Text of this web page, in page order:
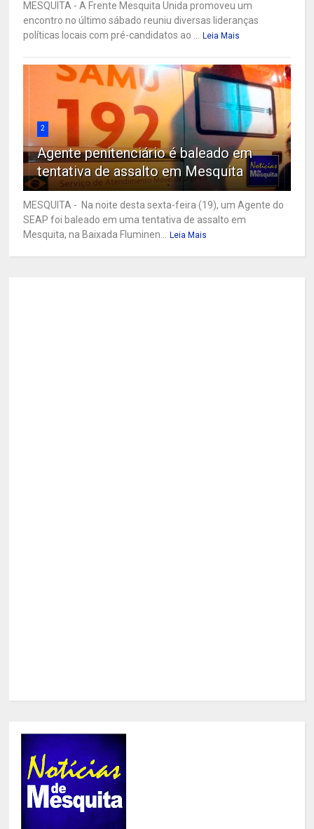
MESQUITA - A Frente Mesquita Unida promoveu um
encontro no último sábado reuniu diversas lideranças
políticas locais com pré-candidatos ao ... Leia Mais
2
Agente penitenciário é baleado em
tentativa de assalto em Mesquita
MESQUITA - Na noite desta sexta-feira (19), um Agente do
SEAP foi baleado em uma tentativa de assalto em
Mesquita, na Baixada Fluminen... Leia Mais